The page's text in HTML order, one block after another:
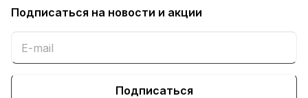
Подписаться на новости и акции
Подписаться